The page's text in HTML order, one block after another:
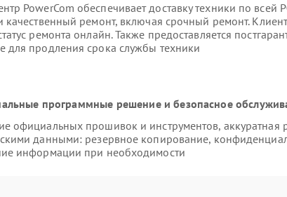
PowerCom обеспечивает доставку техники по всей
качественный ремонт, включая срочный ремонт.
ремонта онлайн. Также предоставляется
для продления срока службы техники
программные решение и безопасное
официальных прошивок и инструментов, аккуратная
данными: резервное копирование,
информации при необходимости